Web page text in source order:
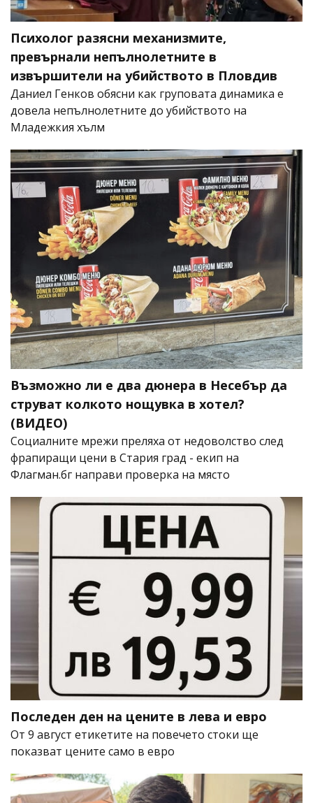
Психолог разясни механизмите,
превърнали непълнолетните в
извършители на убийството в Пловдив
Даниел Генков обясни как груповата динамика е
довела непълнолетните до убийството на
Младежкия хълм
Възможно ли е два дюнера в Несебър да
струват колкото нощувка в хотел?
(ВИДЕО)
Социалните мрежи преляха от недоволство след
фрапиращи цени в Стария град - екип на
Флагман.бг направи проверка на място
Последен ден на цените в лева и евро
От 9 август етикетите на повечето стоки ще
показват цените само в евро